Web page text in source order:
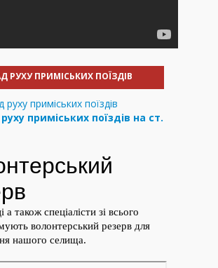
РУХУ ПРИМІСЬКИХ ПОЇЗДІВ
приміських поїздів на ст.